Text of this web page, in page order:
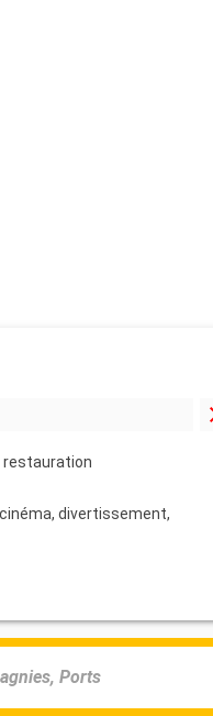
restauration
divertissement,